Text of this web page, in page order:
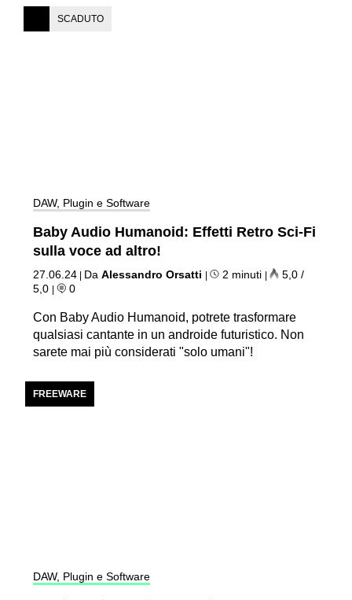
SCADUTO
DAW, Plugin e Software
Baby Audio Humanoid: Effetti Retro Sci-Fi
sulla voce ad altro!
27.06.24 | DaAlessandro Orsatti | 2 minuti |
5,0 /
5,0 | 0
Con Baby Audio Humanoid, potrete trasformare
qualsiasi cantante in un androide futuristico. Non
sarete mai più considerati "solo umani"!
FREEWARE
DAW, Plugin e Software